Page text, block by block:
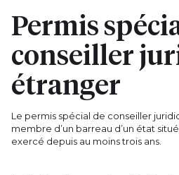
Permis
conseiller
étranger
Le permis spécial de conseiller
membre d’un barreau d’un état
exercé depuis au moins trois ans.